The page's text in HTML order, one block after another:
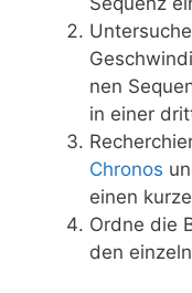
nen
in einer
Chro­nos
einen
Ord­ne die
den